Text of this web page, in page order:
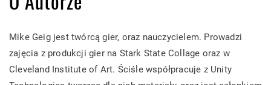
Mike Geig jest twórcą gier, oraz nauczycielem. Prowadzi
zajęcia z produkcji gier na Stark State Collage oraz w
Cleveland Institute of Art. Ściśle współpracuje z Unity